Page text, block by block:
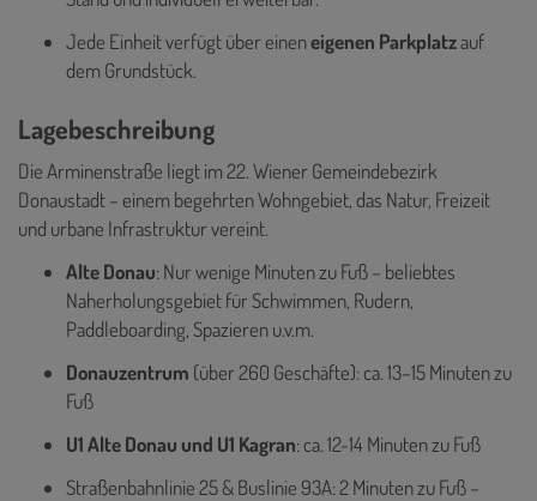
Jede Einheit verfügt über eineneigenen Parkplatzauf
dem Grundstück.
Lagebeschreibung
Die Arminenstraße liegt im 22. Wiener Gemeindebezirk
Donaustadt – einem begehrten Wohngebiet, das Natur, Freizeit
und urbane Infrastruktur vereint.
Alte Donau: Nur wenige Minuten zu Fuß – beliebtes
Naherholungsgebiet für Schwimmen, Rudern,
Paddleboarding, Spazieren u.v.m.
Donauzentrum (über 260 Geschäfte): ca. 13–15 Minuten zu
Fuß
U1 Alte Donau und U1 Kagran: ca. 12-14 Minuten zu Fuß
Straßenbahnlinie 25 & Buslinie 93A: 2 Minuten zu Fuß –